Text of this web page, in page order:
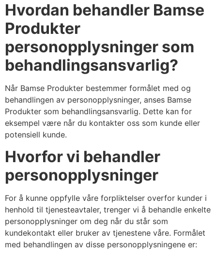
Hvordan behandler Bamse
Produkter
personopplysninger som
behandlingsansvarlig?
Når Bamse Produkter bestemmer formålet med og
behandlingen av personopplysninger, anses Bamse
Produkter som behandlingsansvarlig. Dette kan for
eksempel være når du kontakter oss som kunde eller
potensiell kunde.
Hvorfor vi behandler
personopplysninger
For å kunne oppfylle våre forpliktelser overfor kunder i
henhold til tjenesteavtaler, trenger vi å behandle enkelte
personopplysninger om deg når du står som
kundekontakt eller bruker av tjenestene våre. Formålet
med behandlingen av disse personopplysningene er: